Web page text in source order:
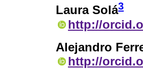
Laura Solá3
http://
Alejandro
http://